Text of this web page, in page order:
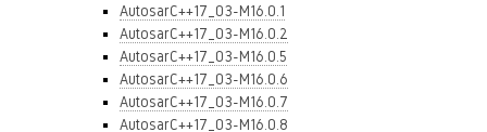
AutosarC++17_03-M16.0.1
AutosarC++17_03-M16.0.2
AutosarC++17_03-M16.0.5
AutosarC++17_03-M16.0.6
AutosarC++17_03-M16.0.7
AutosarC++17_03-M16.0.8